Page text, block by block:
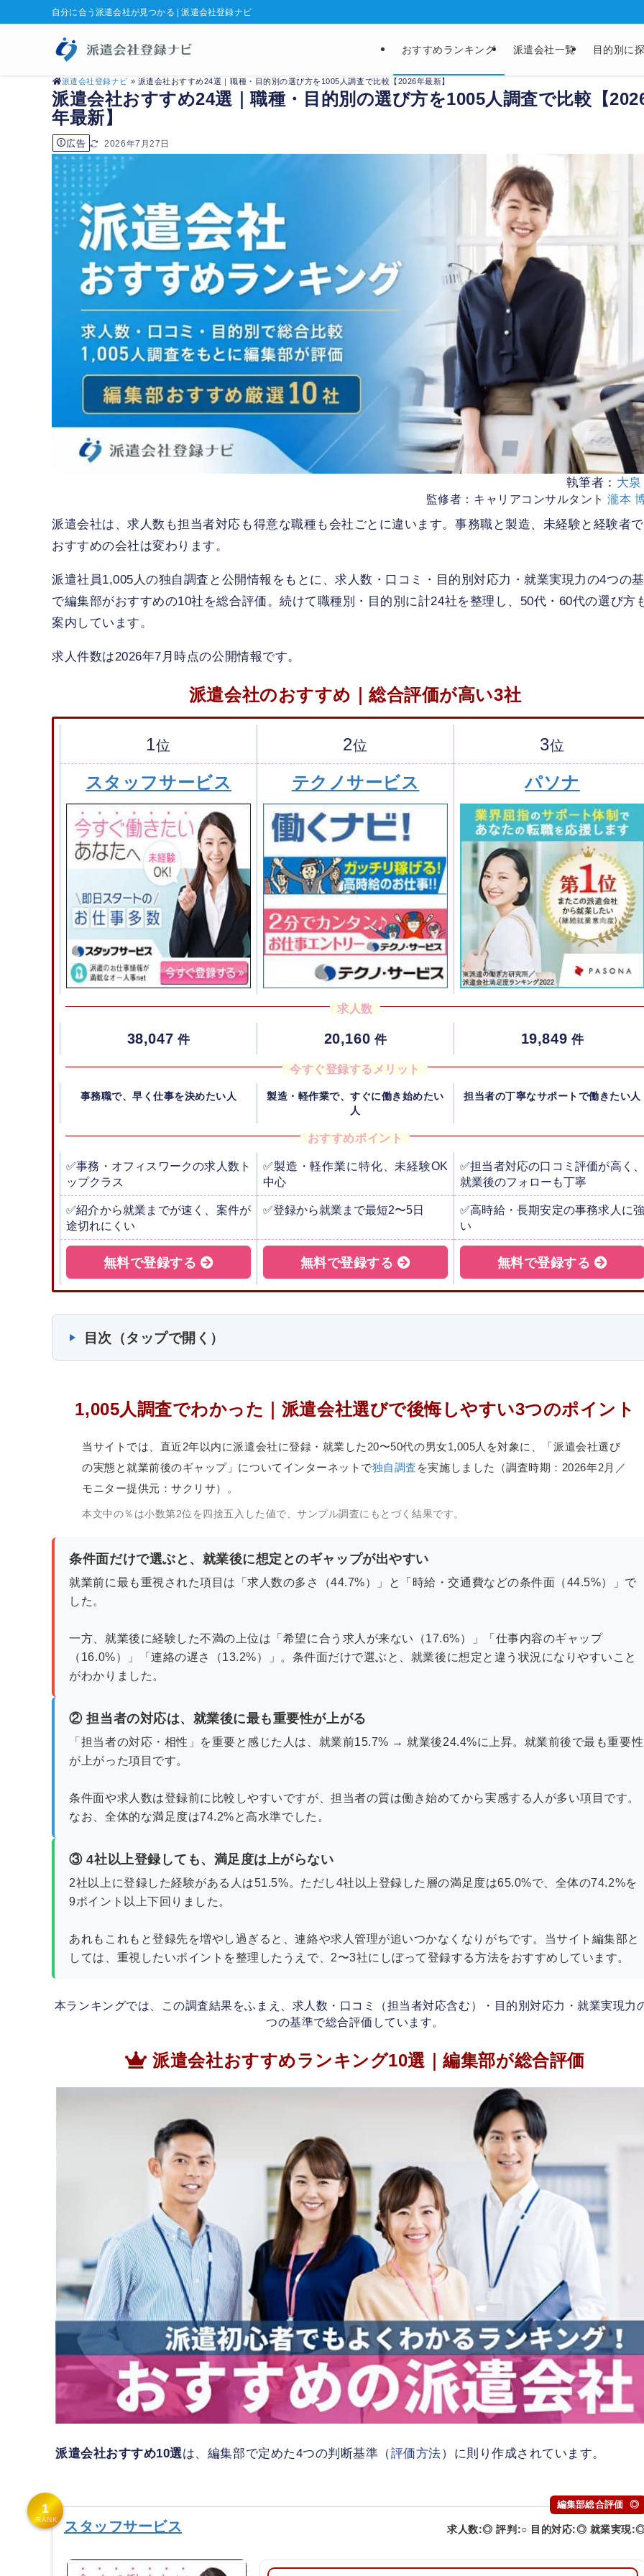
自分に合う派遣会社が見つかる | 派遣会社登録ナビ
おすすめランキング 派遣会社一覧 目的別に
派遣会社登録ナビ » 派遣会社おすすめ24選｜職種・目的別の選び方を1005人調査で比較【2026年最新】
派遣会社おすすめ24選｜職種・目的別の選び方を1005人調査で比較【
年最新】
広告 2026年7月27日
執筆者： 大
監修者：キャリアコンサルタント瀧本
派遣会社は、求人数も担当者対応も得意な職種も会社ごとに違います。事務職と製造、未経験と経験者
おすすめの会社は変わります。
派遣社員1,005人の独自調査と公開情報をもとに、求人数・口コミ・目的別対応力・就業実現力の4つの
で編集部がおすすめの10社を総合評価。続けて職種別・目的別に計24社を整理し、50代・60代の選び方
案内しています。
求人件数は2026年7月時点の公開情報です。
派遣会社のおすすめ｜総合評価が高い3社
1 位 2位 3位
スタッフサービス テクノサービス パソナ
求人数
38,047 件 20,160 件 19,849 件
今すぐ登録するメリット
事務職で、早く仕事を決めたい人
製造・軽作業で、すぐに働き始めたい
人
担当者の丁寧なサポートで働きたい人
おすすめポイント
✅事務・オフィスワークの求人数ト
ップクラス
✅製造・軽作業に特化、未経験OK
中心
✅担当者対応の口コミ評価が高く、
就業後のフォローも丁寧
✅紹介から就業までが速く、案件が
途切れにくい
✅登録から就業まで最短2〜5日
✅高時給・長期安定の事務求人に強
い
無料で登録する 無料で登録する 無料で登録する
目次（タップで開く）
1,005人調査でわかった｜派遣会社選びで後悔しやすい3つのポイント
当サイトでは、直近2年以内に派遣会社に登録・就業した20〜50代の男女1,005人を対象に、「派遣会社選び
の実態と就業前後のギャップ」についてインターネットで独自調査 を実施しました（調査時期：2026年2月／
モニター提供元：サクリサ）。
本文中の％は小数第2位を四捨五入した値で、サンプル調査にもとづく結果です。
条件面だけで選ぶと、就業後に想定とのギャップが出やすい
就業前に最も重視された項目は「求人数の多さ（44.7%）」と「時給・交通費などの条件面（44.5%）」で
した。
一方、就業後に経験した不満の上位は「希望に合う求人が来ない（17.6%）」「仕事内容のギャップ
（16.0%）」「連絡の遅さ（13.2%）」。条件面だけで選ぶと、就業後に想定と違う状況になりやすいこと
がわかりました。
② 担当者の対応は、就業後に最も重要性が上がる
「担当者の対応・相性」を重要と感じた人は、就業前15.7% → 就業後24.4%に上昇。就業前後で最も重要性
が上がった項目です。
条件面や求人数は登録前に比較しやすいですが、担当者の質は働き始めてから実感する人が多い項目です。
なお、全体的な満足度は74.2%と高水準でした。
③ 4社以上登録しても、満足度は上がらない
2社以上に登録した経験がある人は51.5%。ただし4社以上登録した層の満足度は65.0%で、全体の74.2%を
9ポイント以上下回りました。
あれもこれもと登録先を増やし過ぎると、連絡や求人管理が追いつかなくなりがちです。当サイト編集部と
しては、重視したいポイントを整理したうえで、2〜3社にしぼって登録する方法をおすすめしています。
本ランキングでは、この調査結果をふまえ、求人数・口コミ（担当者対応含む）・目的別対応力・就業実現力
つの基準で総合評価しています。
派遣会社おすすめランキング10選｜編集部が総合評価
派遣会社おすすめ10選は、編集部で定めた4つの判断基準（評価方法）に則り作成されています。
スタッフサービス
編集部総合評価 ◎
求人数:◎ 評判:○ 目的対応:◎ 就業実現
1